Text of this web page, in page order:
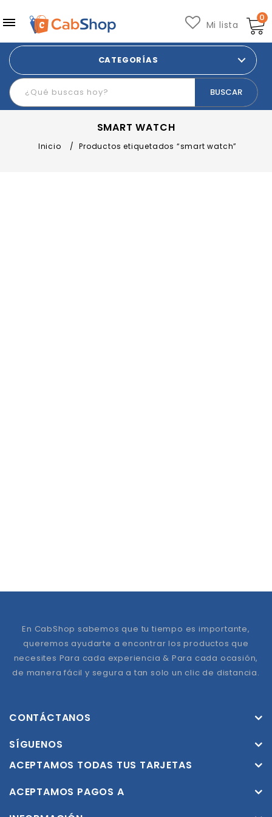
0
Mi lista
CATEGORÍAS
SMART WATCH
Inicio / Productos etiquetados “smart watch”
En CabShop sabemos que tu tiempo es importante,
queremos ayudarte a encontrar los productos que
necesites Para cada experiencia & Para cada ocasión,
de manera fácil y segura a tan solo un clic de distancia.
CONTÁCTANOS
SÍGUENOS
ACEPTAMOS TODAS TUS TARJETAS
ACEPTAMOS PAGOS A